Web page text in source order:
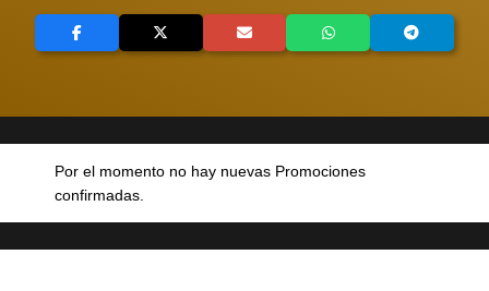
Por el momento no hay nuevas Promociones
confirmadas.